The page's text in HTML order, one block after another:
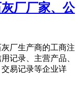
厂厂家、公
厂生产商的工商注
记录、主营产品、
易记录等企业详